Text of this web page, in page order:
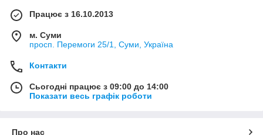
Працює з 16.10.2013
м. Суми
просп. Перемоги 25/1, Суми, Україна
Контакти
Сьогодні працює з 09:00 до 14:00
Показати весь графік роботи
Про нас